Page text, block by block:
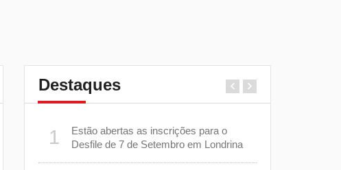
Destaques
1
Estão abertas as inscrições para o
Desfile de 7 de Setembro em Londrina